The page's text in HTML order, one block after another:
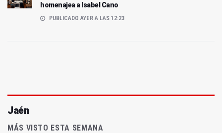
homenajea a Isabel Cano
PUBLICADO AYER A LAS 12:23
Jaén
MÁS VISTO ESTA SEMANA